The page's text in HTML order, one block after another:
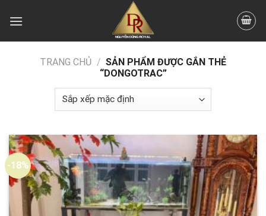
TRANG CHỦ / SẢN PHẨM ĐƯỢC GẮN THẺ
“DONGOTRAC”
-18%